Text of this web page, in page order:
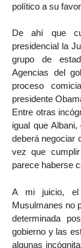
político a su
De ahí que
presidencial la
grupo de
Agencias del
proceso
presidente
Entre otras
igual que
deberá negociar
vez que
parece haberse
A mi juicio, el
Musulmanes no
determinada
gobierno y las
algunas